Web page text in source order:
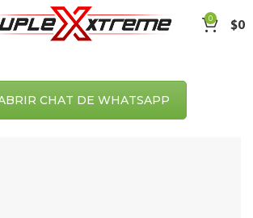
0 $0
CHAT DE WHATSAPP